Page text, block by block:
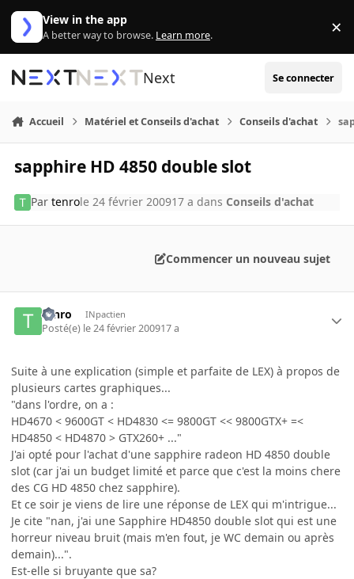
Aller au contenu
View in the app
A better way to browse. Learn more. ×
Next Se connecter
Accueil Matériel et Conseils d'achat Conseils d'achat
sapphire HD 4850 double slot
Partenrole 24 février 200917 a dans Conseils d'achat
Commencer un nouveau sujet
tenro INpactien
Posté(e) le 24 février 200917 a
Suite à une explication (simple et parfaite de LEX) à propos de
plusieurs cartes graphiques...
"dans l'ordre, on a :
HD4670 < 9600GT < HD4830 <= 9800GT << 9800GTX+ =<
HD4850 < HD4870 > GTX260+ ..."
J'ai opté pour l'achat d'une sapphire radeon HD 4850 double
slot (car j'ai un budget limité et parce que c'est la moins chere
des CG HD 4850 chez sapphire).
Et ce soir je viens de lire une réponse de LEX qui m'intrigue...
Je cite "nan, j'ai une Sapphire HD4850 double slot qui est une
horreur niveau bruit (mais m'en fout, je WC demain ou après
demain)...".
Est-elle si bruyante que sa?